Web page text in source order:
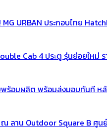
URBAN ประกอบไทย
Cab 4 ประตู รุ่นย่อยให
พร้อมผลิต พร้อมส่งมอบทันที ห
ลาน Outdoor Square B ศูน